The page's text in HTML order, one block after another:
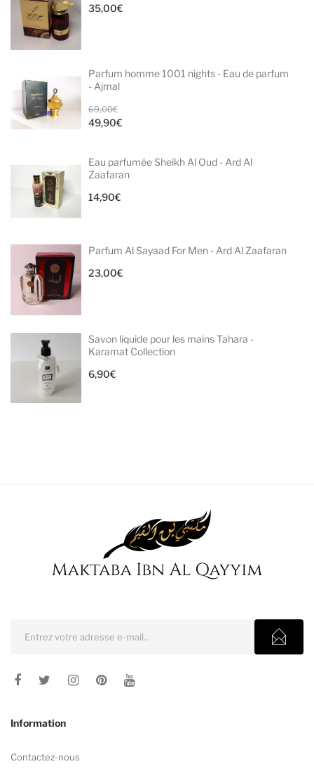
35,00€
Parfum homme 1001 nights - Eau de parfum
- Ajmal
69,00€
prix
était :
69,00€.
49,90€
actuel
est :
Eau parfumée Sheikh Al Oud - Ard Al
Zaafaran
14,90€
Parfum Al Sayaad For Men - Ard Al Zaafaran
23,00€
Savon liquide pour les mains Tahara -
Karamat Collection
6,90€
Information
Contactez-nous